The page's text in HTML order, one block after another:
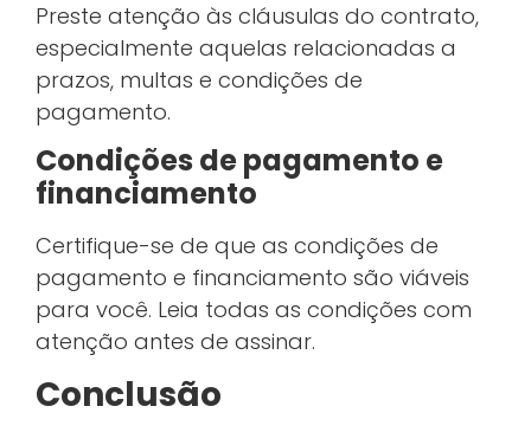
Preste atenção às cláusulas do contrato,
especialmente aquelas relacionadas a
prazos, multas e condições de
pagamento.
Condições de pagamento e
financiamento
Certifique-se de que as condições de
pagamento e financiamento são viáveis
para você. Leia todas as condições com
atenção antes de assinar.
Conclusão